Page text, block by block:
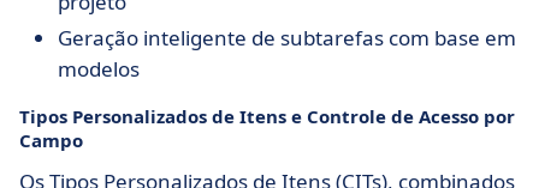
Geração inteligente de subtarefas com base em
modelos
Tipos Personalizados de Itens e Controle de Acesso por
Campo
Os Tipos Personalizados de Itens (CITs), combinados